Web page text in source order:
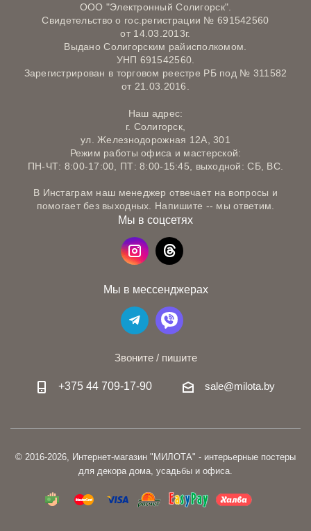
ООО "Электронный Солигорск".
Свидетельство о гос.регистрации № 691542560
от 14.03.2013г.
Выдано Солигорским райисполкомом.
УНП 691542560.
Зарегистрирован в торговом реестре РБ под № 311582
от 21.03.2016.
Наш адрес:
г. Солигорск,
ул. Железнодорожная 12А, 301
Режим работы офиса и мастерской:
ПН-ЧТ: 8:00-17:00, ПТ: 8:00-15:45, выходной: СБ, ВС.
В Инстаграм наш менеджер отвечает на вопросы и
помогает без выходных. Напишите -- мы ответим.
Мы в соцсетях
Мы в мессенджерах
Звоните / пишите
+375 44 709-17-90 sale@milota.by
© 2016-2026, Интернет-магазин "МИЛОТА" - интерьерные постеры
для декора дома, усадьбы и офиса.